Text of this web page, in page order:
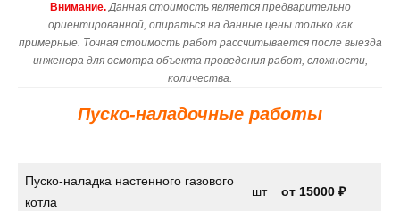
Внимание. Данная стоимость является предварительно
ориентированной, опираться на данные цены только как
примерные. Точная стоимость работ рассчитывается после выезда
инженера для осмотра объекта проведения работ, сложности,
количества.
Пуско-наладочные работы
Пуско-наладка настенного газового
котла
шт от 15000 ₽